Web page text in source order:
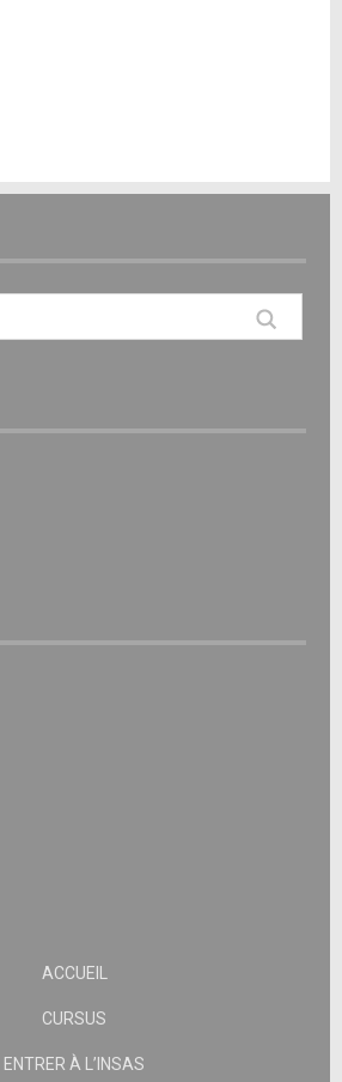
ACCUEIL
CURSUS
ENTRER À L’INSAS